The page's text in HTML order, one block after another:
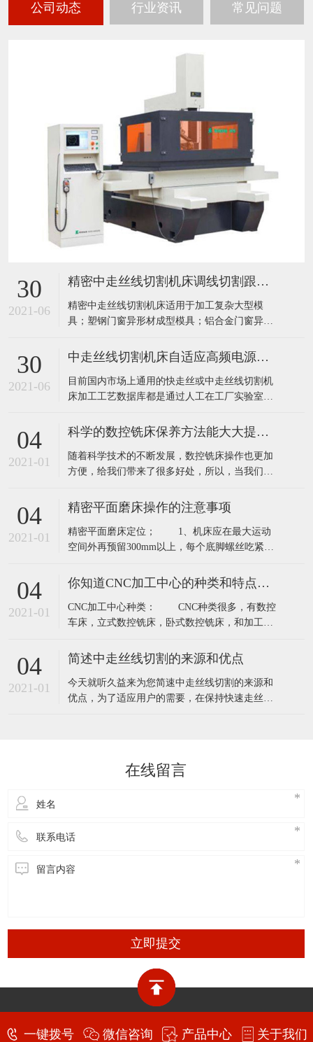
公司动态 行业资讯 常见问题
30
2021-06
精密中走丝线切割机床调线切割跟踪速度的调节原则
精密中走丝线切割机床适用于加工复杂大型模
具；塑钢门窗异形材成型模具；铝合金门窗异形
型模具；塑钢门窗机顶流道模具；斜齿轮及上下
异型体加工；控制系统任选：微机、工控机。精
密中走丝线切割机床多线切割是通过缠绕在主轴
上的金刚线高速往复运动，将半导体等硬脆材料
30
2021-06
中走丝线切割机床自适应高频电源系统
目前国内市场上通用的快走丝或中走丝线切割机
床加工工艺数据库都是通过人工在工厂实验室试
工过程是静态的，所以加工过程放电参数是不能
影响加工件精度和切割面粗糙度。​中走丝线切割
机床加工模具或零件时，一部分加工工件的厚
04
2021-01
科学的数控铣床保养方法能大大提高其使用寿命
随着科学技术的不断发展，数控铣床操作也更加
方便，给我们带来了很多好处，所以，当我们用
养，和每个季度，维护应每年进行，但是应该如
何开始，这是我们面临的最大的问题，下面就来
了解一下我们技术人员的讲解吧！ 一、月与季度
的维修保养： 1.检查各润滑油管要畅通无
04
2021-01
精密平面磨床操作的注意事项
精密平面磨床定位； 1、机床应在最大运动
空间外再预留300mm以上，每个底脚螺丝吃紧，
2、每三个月检察，调整工作台面水平，吃紧每个
底脚螺丝。 精密平面磨床砂轮； 1、所选砂
轮须能承受周转速2000m/min以上。 2、禁止
使用有破
04
2021-01
你知道CNC加工中心的种类和特点吗？
CNC加工中心种类： CNC种类很多，有数控
车床，立式数控铣床，卧式数控铣床，和加工中
和FANUC系统、三菱系统、海德汉、罗德斯等 特
点： CNC加工中心特点 1、二线一硬CNC加
工中心X，Y，Z三轴行程:1000×600×600
04
2021-01
简述中走丝线切割的来源和优点
今天就听久益来为您简速中走丝线切割的来源和
优点，为了适应用户的需要，在保持快速走丝线
中走丝线切割机。它的机型跟快走丝相比，更具
在线留言
立即提交
东莞市久益精密机械有限公司 版权所有
一键拨号 微信咨询 产品中心 关于我们